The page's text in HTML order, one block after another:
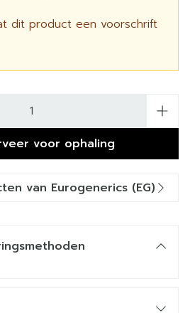
dit product een voorschrift
voor ophaling
van Eurogenerics (EG)